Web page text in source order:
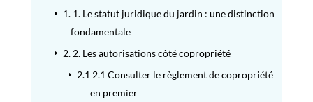
E 1.1. Le statut juridique du jardin : une distinction
fondamentale
E 2.2. Les autorisations côté copropriété
E 2.1 2.1 Consulter le règlement de copropriété
en premier